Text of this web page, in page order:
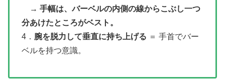
→ 手幅は、バーベルの内側の線からこぶし一つ
分あけたところがベスト。
4． 腕を脱力して垂直に持ち上げる ＝ 手首でバー
ベルを持つ意識。